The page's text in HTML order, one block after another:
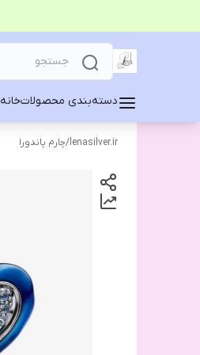
دسته‌بندی محصولاتخانه
lenasilver.ir
/چارم پاندورا